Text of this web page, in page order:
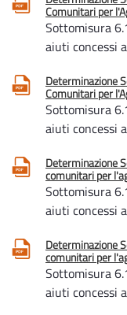
Comunitari per
Sottomisura
aiuti concessi
Determinazione
Comunitari per
Sottomisura
aiuti concessi
Determinazione
comunitari per
Sottomisura
aiuti concessi
Determinazione
comunitari per
Sottomisura
aiuti concessi